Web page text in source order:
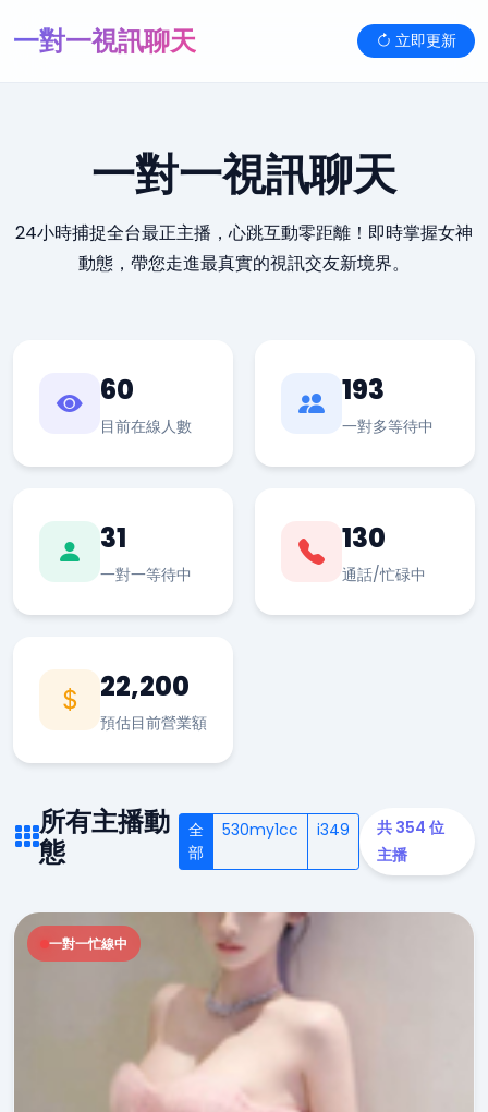
一對一視訊聊天 立即更新
一對一視訊聊天
24小時捕捉全台最正主播，心跳互動零距離！即時掌握女神
動態，帶您走進最真實的視訊交友新境界。
60
目前在線人數
193
一對多等待中
31
一對一等待中
130
通話/忙碌中
22,200
預估目前營業額
所有主播動
態
全
部
530my1cc i349
共 354 位
主播
一對一忙線中